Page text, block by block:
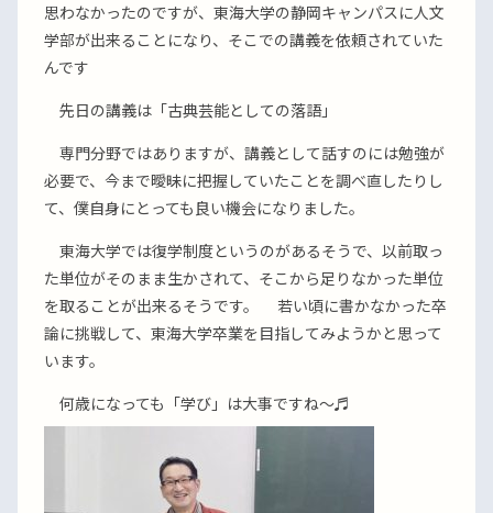
思わなかったのですが、東海大学の静岡キャンパスに人文
学部が出来ることになり、そこでの講義を依頼されていた
んです
先日の講義は「古典芸能としての落語」
専門分野ではありますが、講義として話すのには勉強が
必要で、今まで曖昧に把握していたことを調べ直したりし
て、僕自身にとっても良い機会になりました。
東海大学では復学制度というのがあるそうで、以前取っ
た単位がそのまま生かされて、そこから足りなかった単位
を取ることが出来るそうです。 若い頃に書かなかった卒
論に挑戦して、東海大学卒業を目指してみようかと思って
います。
何歳になっても「学び」は大事ですね〜♬